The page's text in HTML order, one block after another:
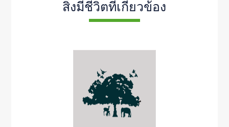
สิ่งมีชีวิตที่เกี่ยวข้อง